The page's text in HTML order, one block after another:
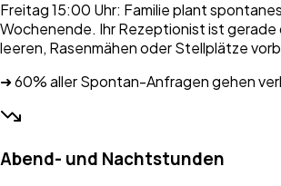
Freitag 15:00 Uhr: Familie plant
Wochenende. Ihr Rezeptionist ist gerade
leeren, Rasenmähen oder Stellplätze
➜ 60% aller Spontan-Anfragen gehen
Abend- und Nachtstunden